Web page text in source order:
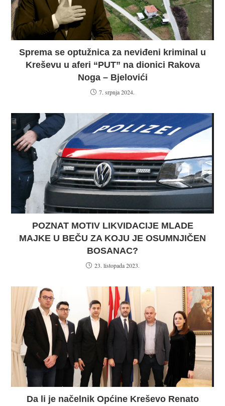
Sprema se optužnica za neviđeni kriminal u
Kreševu u aferi “PUT” na dionici Rakova
Noga – Bjelovići
7. srpnja 2024.
POZNAT MOTIV LIKVIDACIJE MLADE
MAJKE U BEČU ZA KOJU JE OSUMNJIČEN
BOSANAC?
23. listopada 2023.
Da li je načelnik Općine Kreševo Renato